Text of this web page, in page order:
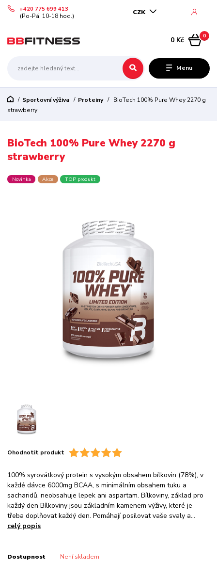
Menu
CZK
+420 775 699 413
(Po-Pá, 10-18 hod.)
0
0 Kč
Sportovní výživa Proteiny
BioTech 100% Pure Whey 2270 g
strawberry
BioTech 100% Pure Whey 2270 g
strawberry
Novinka Akce TOP produkt
Ohodnotit produkt
100% syrovátkový protein s vysokým obsahem bílkovin (78%), v
každé dávce 6000mg BCAA, s minimálním obsahem tuku a
sacharidů, neobsahuje lepek ani aspartam. Bílkoviny, základ pro
každý den Bílkoviny jsou základním kamenem výživy, které je
třeba doplňovat každý den. Pomáhají posilovat vaše svaly a...
celý popis
Dostupnost Není skladem